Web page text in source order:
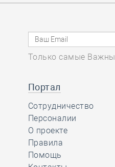
отстоять
28,6 миллиона рублей
изыскателей и
вручены награды
профессионального
Только самые
Портал
Сотрудничество
Персоналии
О проекте
Правила
Помощь